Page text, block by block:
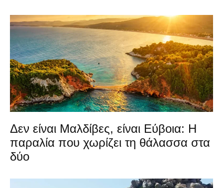
Δεν είναι Μαλδίβες, είναι Εύβοια: Η
παραλία που χωρίζει τη θάλασσα στα
δύο